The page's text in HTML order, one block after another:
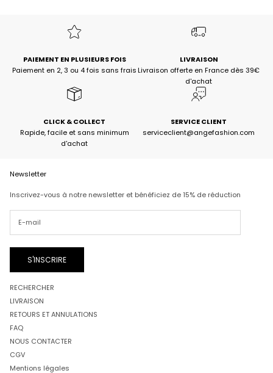
PAIEMENT EN PLUSIEURS FOIS
Paiement en 2, 3 ou 4 fois sans frais
LIVRAISON
Livraison offerte en France dès 39€
d'achat
CLICK & COLLECT
Rapide, facile et sans minimum
d'achat
SERVICE CLIENT
serviceclient@angefashion.com
Newsletter
Inscrivez-vous à notre newsletter et bénéficiez de 15% de réduction
S'INSCRIRE
RECHERCHER
LIVRAISON
RETOURS ET ANNULATIONS
FAQ
NOUS CONTACTER
CGV
Mentions légales